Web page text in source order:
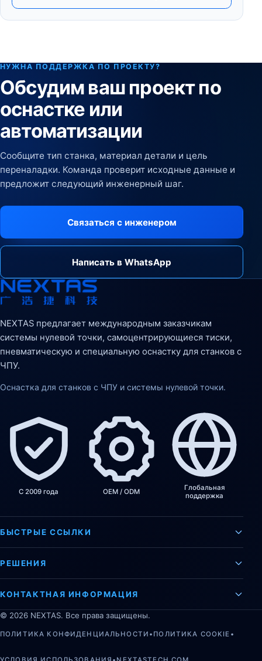
НУЖНА ПОДДЕРЖКА ПО ПРОЕКТУ?
Обсудим ваш проект по
оснастке или
автоматизации
Сообщите тип станка, материал детали и цель
переналадки. Команда проверит исходные данные и
предложит следующий инженерный шаг.
Связаться с инженером
Написать в WhatsApp
NEXTAS предлагает международным заказчикам
системы нулевой точки, самоцентрирующиеся тиски,
пневматическую и специальную оснастку для станков с
ЧПУ.
Оснастка для станков с ЧПУ и системы нулевой точки.
С 2009 года OEM / ODM
Глобальная
поддержка
БЫСТРЫЕ ССЫЛКИ
РЕШЕНИЯ
КОНТАКТНАЯ ИНФОРМАЦИЯ
© 2026 NEXTAS. Все права защищены.
ПОЛИТИКА КОНФИДЕНЦИАЛЬНОСТИ • ПОЛИТИКА COOKIE •